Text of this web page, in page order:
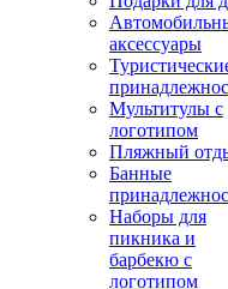
аксессуары
Мультитулы с
логотипом
Пляжный
Банные
Наборы для
пикника и
барбекю с
логотипом